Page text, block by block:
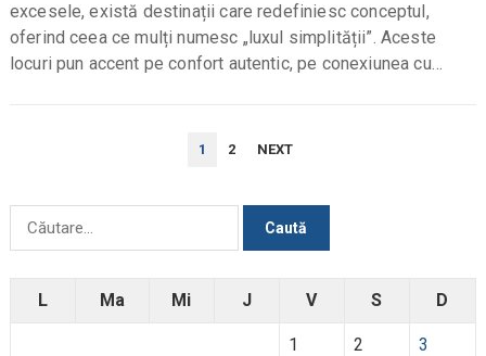
excesele, există destinații care redefiniesc conceptul,
oferind ceea ce mulți numesc „luxul simplității”. Aceste
locuri pun accent pe confort autentic, pe conexiunea cu
1 2 NEXT
Caută
L Ma Mi J V S D
1 2 3